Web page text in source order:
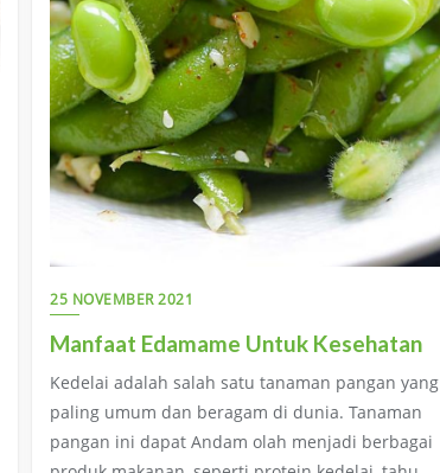
25 NOVEMBER 2021
Manfaat Edamame Untuk Kesehatan
Kedelai adalah salah satu tanaman pangan yang
paling umum dan beragam di dunia. Tanaman
pangan ini dapat Andam olah menjadi berbagai